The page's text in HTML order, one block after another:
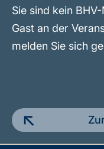
Sie sind kein
Gast an der
melden Sie sich